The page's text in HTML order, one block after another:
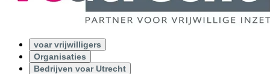
voar vrijwilligers
Organisaties
Bedrijven voar Utrecht